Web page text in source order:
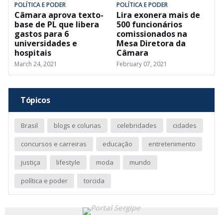
POLÍTICA E PODER
Câmara aprova texto-
base de PL que libera
gastos para 6
universidades e
hospitais
March 24, 2021
POLÍTICA E PODER
Lira exonera mais de
500 funcionários
comissionados na
Mesa Diretora da
Câmara
February 07, 2021
Tópicos
Brasil blogs e colunas celebridades cidades
concursos e carreiras educação entretenimento
justiça lifestyle moda mundo
política e poder torcida